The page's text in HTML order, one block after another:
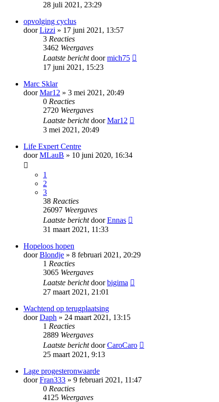
28 juli 2021, 23:29
opvolging cyclus
doorLizzi » 17 juni 2021, 13:57
3 Reacties
3462 Weergaves
Laatste berichtdoormich75
17 juni 2021, 15:23
Marc Sklar
doorMar12 » 3 mei 2021, 20:49
0 Reacties
2720 Weergaves
Laatste berichtdoorMar12
3 mei 2021, 20:49
Life Expert Centre
doorMLauB » 10 juni 2020, 16:34
1
2
3
38 Reacties
26097 Weergaves
Laatste berichtdoorEnnas
31 maart 2021, 11:33
Hopeloos hopen
doorBlondje » 8 februari 2021, 20:29
1 Reacties
3065 Weergaves
Laatste berichtdoorbigima
27 maart 2021, 21:01
Wachtend op terugplaatsing
doorDaph » 24 maart 2021, 13:15
1 Reacties
2889 Weergaves
Laatste berichtdoorCaroCaro
25 maart 2021, 9:13
Lage progesteronwaarde
doorFran333 » 9 februari 2021, 11:47
0 Reacties
4125 Weergaves